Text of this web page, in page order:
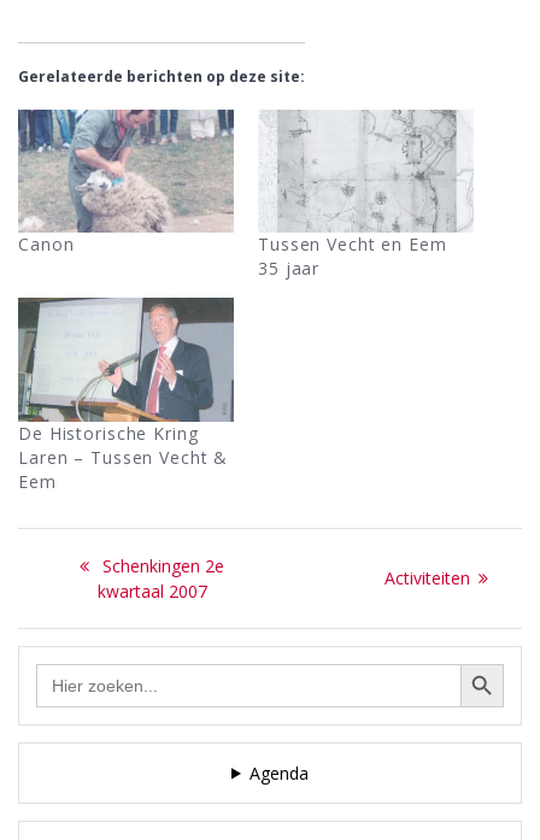
Gerelateerde berichten op deze site:
Canon
Tussen Vecht en Eem
35 jaar
De Historische Kring
Laren – Tussen Vecht &
Eem
Bericht
navigatie
Previous
post:
Schenkingen 2e
kwartaal 2007
Next
Activiteiten
Zoek Zoekknop
Agenda